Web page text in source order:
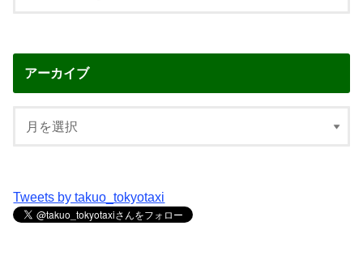
アーカイブ
Tweets by takuo_tokyotaxi